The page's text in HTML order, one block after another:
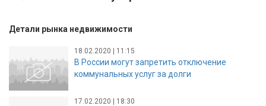
Детали рынка недвижимости
18.02.2020 | 11:15
В России могут запретить отключение
коммунальных услуг за долги
17.02.2020 | 18:30